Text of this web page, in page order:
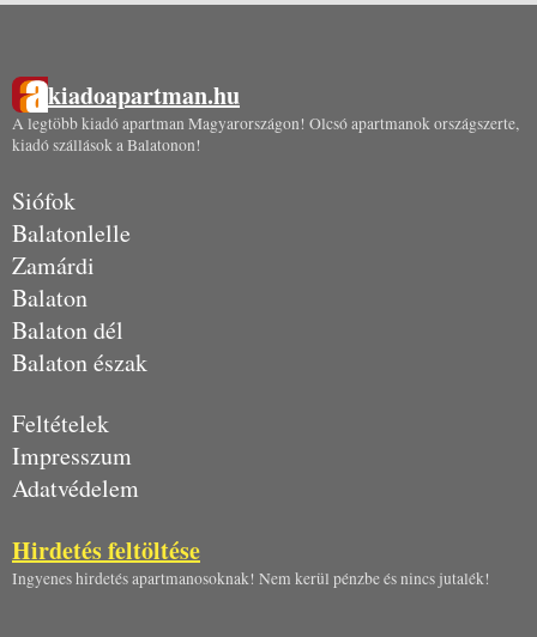
kiadoapartman.hu
A legtöbb kiadó apartman Magyarországon! Olcsó apartmanok országszerte,
kiadó szállások a Balatonon!
Siófok
Balatonlelle
Zamárdi
Balaton
Balaton dél
Balaton észak
Feltételek
Impresszum
Adatvédelem
Hirdetés feltöltése
Ingyenes hirdetés apartmanosoknak! Nem kerül pénzbe és nincs jutalék!